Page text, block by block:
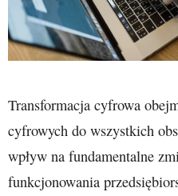
Transformacja cyfrowa
cyfrowych do wszystkich
wpływ na fundamentalne
funkcjonowania